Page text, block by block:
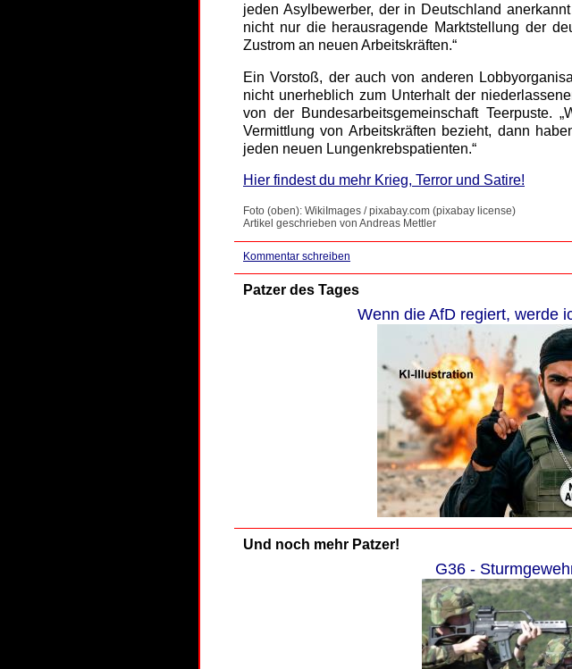
jeden Asylbewerber, der in Deutschland
nicht nur die herausragende Marktstellung der
Zustrom an neuen Arbeitskräften.“
Ein Vorstoß, der auch von anderen
nicht unerheblich zum Unterhalt der
von der Bundesarbeitsgemeinschaft Teerpuste.
Vermittlung von Arbeitskräften bezieht, dann
jeden neuen Lungenkrebspatienten.“
Hier findest du mehr Krieg, Terror und Satire!
Foto (oben): WikiImages / pixabay.com (pixabay license)
Artikel geschrieben von Andreas Mettler
Kommentar schreiben
Patzer des Tages
Wenn die AfD regiert, werde
Und noch mehr Patzer!
G36 -